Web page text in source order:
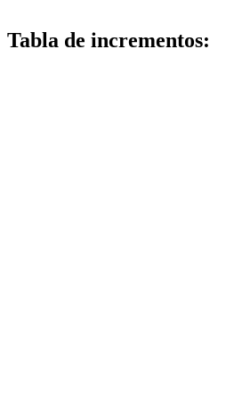
Tabla de incrementos: